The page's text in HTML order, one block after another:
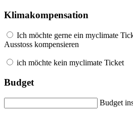
Klimakompensation
Ich möchte gerne ein myclimate
Ausstoss kompensieren
ich möchte kein myclimate Ticket
Budget
Budget